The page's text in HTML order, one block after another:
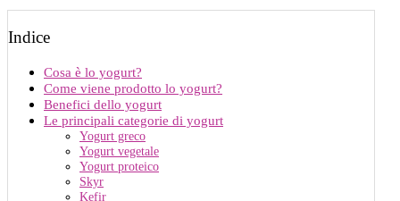
Indice
Cosa è lo yogurt?
Come viene prodotto lo yogurt?
Benefici dello yogurt
Le principali categorie di yogurt
Yogurt greco
Yogurt vegetale
Yogurt proteico
Skyr
Kefir